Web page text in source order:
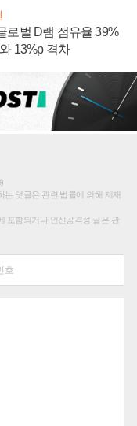
로벌 D램 점유율 39%
13%p 격차
댓글은 관련 법률에 의해 제재
포함되거나 인신공격성 글은 관